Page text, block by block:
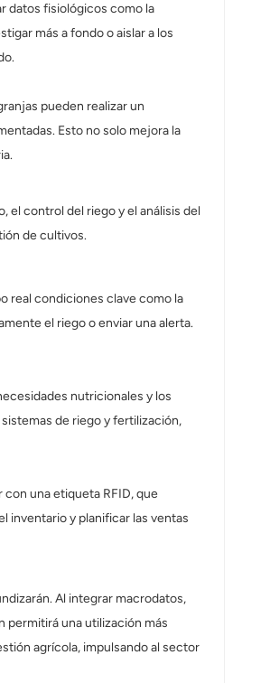
datos fisiológicos como la
más a fondo o aislar a los
pueden realizar un
Esto no solo mejora la
el control del riego y el análisis del
de cultivos.
real condiciones clave como la
el riego o enviar una alerta.
nutricionales y los
de riego y fertilización,
una etiqueta RFID, que
inventario y planificar las ventas
Al integrar macrodatos,
permitirá una utilización más
agrícola, impulsando al sector